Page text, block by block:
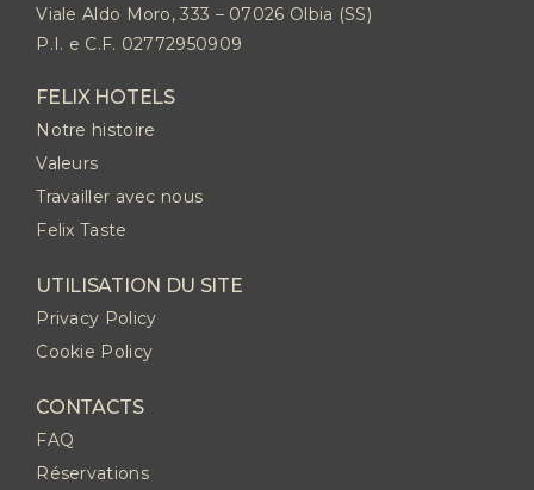
Viale Aldo Moro, 333 – 07026 Olbia (SS)
P.I. e C.F. 02772950909
FELIX HOTELS
Notre histoire
Valeurs
Travailler avec nous
Felix Taste
UTILISATION DU SITE
Privacy Policy
Cookie Policy
CONTACTS
FAQ
Réservations